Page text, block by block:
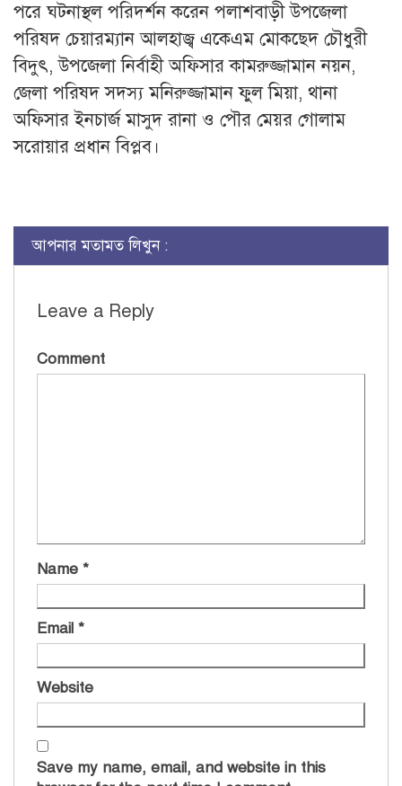
পরে ঘটনাস্থল পরিদর্শন করেন পলাশবাড়ী উপজেলা
পরিষদ চেয়ারম্যান আলহাজ্ব একেএম মোকছেদ চৌধুরী
বিদুৎ, উপজেলা নির্বাহী অফিসার কামরুজ্জামান নয়ন,
জেলা পরিষদ সদস্য মনিরুজ্জামান ফুল মিয়া, থানা
অফিসার ইনচার্জ মাসুদ রানা ও পৌর মেয়র গোলাম
সরোয়ার প্রধান বিপ্লব।
আপনার মতামত লিখুন :
Leave a Reply
Comment
Name *
Email *
Website
Save my name, email, and website in this